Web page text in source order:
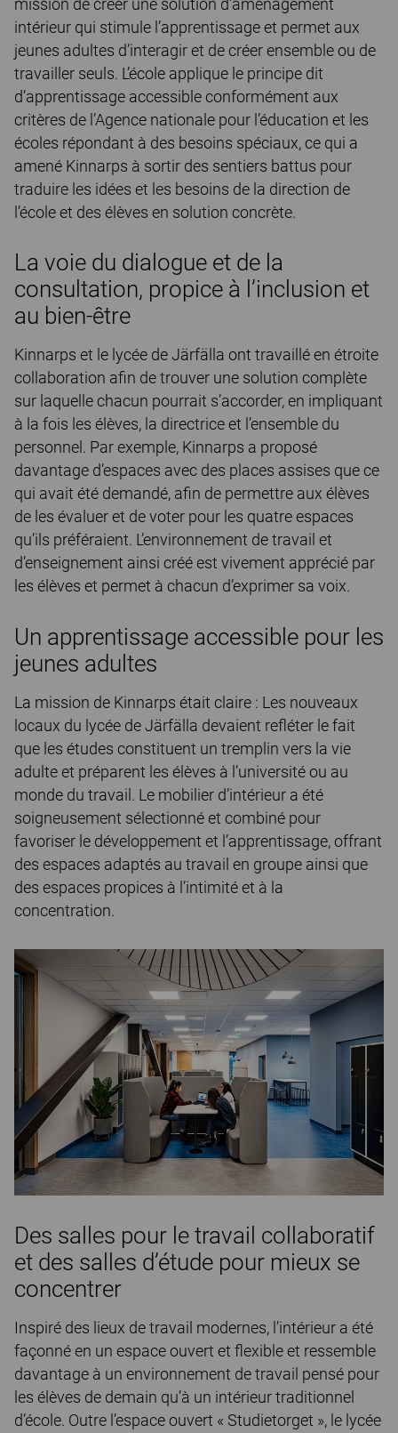
intérieur qui stimule l’apprentissage et permet aux
jeunes adultes d’interagir et de créer ensemble ou de
travailler seuls. L’école applique le principe dit
d’apprentissage accessible conformément aux
critères de l’Agence nationale pour l’éducation et les
écoles répondant à des besoins spéciaux, ce qui a
amené Kinnarps à sortir des sentiers battus pour
traduire les idées et les besoins de la direction de
l’école et des élèves en solution concrète.
La voie du dialogue et de la
consultation, propice à l’inclusion et
au bien-être
Kinnarps et le lycée de Järfälla ont travaillé en étroite
collaboration afin de trouver une solution complète
sur laquelle chacun pourrait s’accorder, en impliquant
à la fois les élèves, la directrice et l’ensemble du
personnel. Par exemple, Kinnarps a proposé
davantage d’espaces avec des places assises que ce
qui avait été demandé, afin de permettre aux élèves
de les évaluer et de voter pour les quatre espaces
qu’ils préféraient. L’environnement de travail et
d’enseignement ainsi créé est vivement apprécié par
les élèves et permet à chacun d’exprimer sa voix.
Un apprentissage accessible pour les
jeunes adultes
La mission de Kinnarps était claire : Les nouveaux
locaux du lycée de Järfälla devaient refléter le fait
que les études constituent un tremplin vers la vie
adulte et préparent les élèves à l’université ou au
monde du travail. Le mobilier d’intérieur a été
soigneusement sélectionné et combiné pour
favoriser le développement et l’apprentissage, offrant
des espaces adaptés au travail en groupe ainsi que
des espaces propices à l’intimité et à la
concentration.
Des salles pour le travail collaboratif
et des salles d’étude pour mieux se
concentrer
Inspiré des lieux de travail modernes, l’intérieur a été
façonné en un espace ouvert et flexible et ressemble
davantage à un environnement de travail pensé pour
les élèves de demain qu’à un intérieur traditionnel
d’école. Outre l’espace ouvert « Studietorget », le lycée